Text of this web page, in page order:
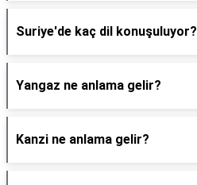
Suriye'de kaç dil konuşuluyor?
Yangaz ne anlama gelir?
Kanzi ne anlama gelir?